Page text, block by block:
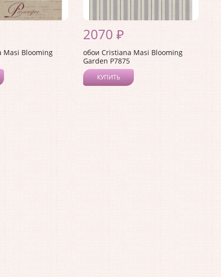
Masi Blooming
2070 ₽
обои Cristiana Masi Blooming
Garden P7875
КУПИТЬ